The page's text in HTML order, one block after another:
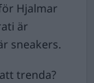
Hjalmar
är
sneakers.
trenda?